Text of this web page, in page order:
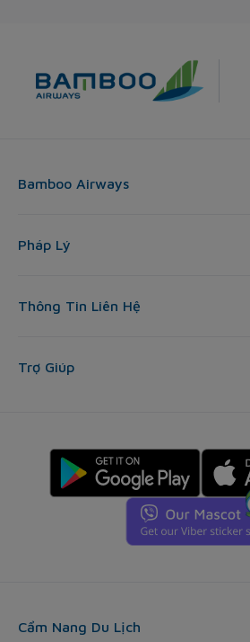
Bamboo Airways
Pháp Lý
Thông Tin Liên Hệ
Trợ Giúp
Cẩm Nang Du Lịch